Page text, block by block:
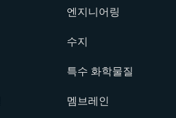
엔지니어링
수지
특수 화학물질
멤브레인